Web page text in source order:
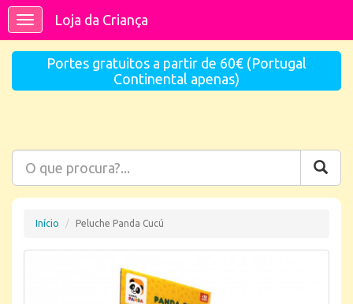
ToggleLoja da Criança
Portes gratuitos a partir de 60€ (Portugal
Continental apenas)
Início Peluche Panda Cucú